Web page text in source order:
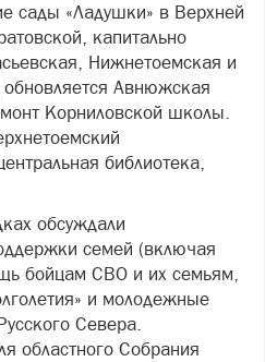
сады «Ладушки» в Верхней
капитально
Нижнетоемская и
Авнюжская
Корниловской школы.
библиотека,
обсуждали
семей (включая
бойцам СВО и их семьям,
и молодежные
Севера.
областного Собрания